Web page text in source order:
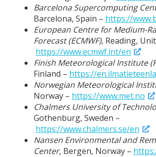
Barcelona Supercomputing
Barcelona, Spain – https://
European Centre for Medium-
Forecast (ECMWF), Reading,
https://www.ecmwf.int/en
Finish Meteorological Institute
Finland – https://
Norwegian Meteorological
Norway – https://www.met.no
Chalmers University of
Gothenburg, Sweden –
https://www.chalmers.se/en
Nansen Environmental and
Center, Bergen, Norway –